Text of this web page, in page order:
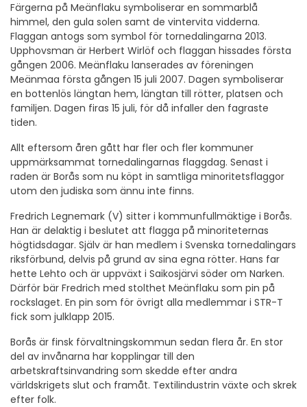
Färgerna på Meänflaku symboliserar en sommarblå
himmel, den gula solen samt de vintervita vidderna.
Flaggan antogs som symbol för tornedalingarna 2013.
Upphovsman är Herbert Wirlöf och flaggan hissades första
gången 2006. Meänflaku lanserades av föreningen
Meänmaa första gången 15 juli 2007. Dagen symboliserar
en bottenlös längtan hem, längtan till rötter, platsen och
familjen. Dagen firas 15 juli, för då infaller den fagraste
tiden.
Allt eftersom åren gått har fler och fler kommuner
uppmärksammat tornedalingarnas flaggdag. Senast i
raden är Borås som nu köpt in samtliga minoritetsflaggor
utom den judiska som ännu inte finns.
Fredrich Legnemark (V) sitter i kommunfullmäktige i Borås.
Han är delaktig i beslutet att flagga på minoriteternas
högtidsdagar. Själv är han medlem i Svenska tornedalingars
riksförbund, delvis på grund av sina egna rötter. Hans far
hette Lehto och är uppväxt i Saikosjärvi söder om Narken.
Därför bär Fredrich med stolthet Meänflaku som pin på
rockslaget. En pin som för övrigt alla medlemmar i STR-T
fick som julklapp 2015.
Borås är finsk förvaltningskommun sedan flera år. En stor
del av invånarna har kopplingar till den
arbetskraftsinvandring som skedde efter andra
världskrigets slut och framåt. Textilindustrin växte och skrek
efter folk.